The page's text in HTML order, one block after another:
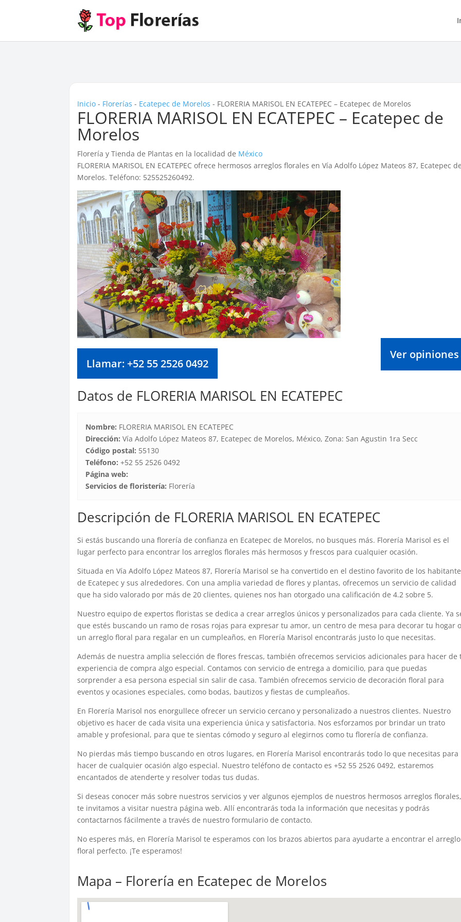
Inicio - Florerías - Ecatepec de Morelos - FLORERIA MARISOL EN ECATEPEC – Ecatepec de Morelos
FLORERIA MARISOL EN ECATEPEC – Ecatepec de
Morelos
Florería y Tienda de Plantas en la localidad de México
FLORERIA MARISOL EN ECATEPEC ofrece hermosos arreglos florales en Vía Adolfo López Mateos 87, Ecatepec
Morelos. Teléfono: 525525260492.
Llamar: +52 55 2526 0492
Ver opiniones
Datos de FLORERIA MARISOL EN ECATEPEC
Nombre: FLORERIA MARISOL EN ECATEPEC
Dirección: Vía Adolfo López Mateos 87, Ecatepec de Morelos, México, Zona: San Agustin 1ra Secc
Código postal: 55130
Teléfono: +52 55 2526 0492
Página web:
Servicios de floristería: Florería
Descripción de FLORERIA MARISOL EN ECATEPEC
Si estás buscando una florería de confianza en Ecatepec de Morelos, no busques más. Florería Marisol es el
lugar perfecto para encontrar los arreglos florales más hermosos y frescos para cualquier ocasión.
Situada en Vía Adolfo López Mateos 87, Florería Marisol se ha convertido en el destino favorito de los
de Ecatepec y sus alrededores. Con una amplia variedad de flores y plantas, ofrecemos un servicio de calidad
que ha sido valorado por más de 20 clientes, quienes nos han otorgado una calificación de 4.2 sobre 5.
Nuestro equipo de expertos floristas se dedica a crear arreglos únicos y personalizados para cada cliente. Ya
que estés buscando un ramo de rosas rojas para expresar tu amor, un centro de mesa para decorar tu hogar
un arreglo floral para regalar en un cumpleaños, en Florería Marisol encontrarás justo lo que necesitas.
Además de nuestra amplia selección de flores frescas, también ofrecemos servicios adicionales para hacer de
experiencia de compra algo especial. Contamos con servicio de entrega a domicilio, para que puedas
sorprender a esa persona especial sin salir de casa. También ofrecemos servicio de decoración floral para
eventos y ocasiones especiales, como bodas, bautizos y fiestas de cumpleaños.
En Florería Marisol nos enorgullece ofrecer un servicio cercano y personalizado a nuestros clientes. Nuestro
objetivo es hacer de cada visita una experiencia única y satisfactoria. Nos esforzamos por brindar un trato
amable y profesional, para que te sientas cómodo y seguro al elegirnos como tu florería de confianza.
No pierdas más tiempo buscando en otros lugares, en Florería Marisol encontrarás todo lo que necesitas para
hacer de cualquier ocasión algo especial. Nuestro teléfono de contacto es +52 55 2526 0492, estaremos
encantados de atenderte y resolver todas tus dudas.
Si deseas conocer más sobre nuestros servicios y ver algunos ejemplos de nuestros hermosos arreglos
te invitamos a visitar nuestra página web. Allí encontrarás toda la información que necesitas y podrás
contactarnos fácilmente a través de nuestro formulario de contacto.
No esperes más, en Florería Marisol te esperamos con los brazos abiertos para ayudarte a encontrar el arreglo
floral perfecto. ¡Te esperamos!
Mapa – Florería en Ecatepec de Morelos